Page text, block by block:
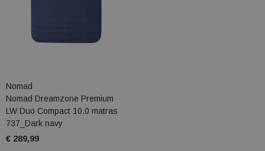
Nomad
Nomad Dreamzone Premium
LW Duo Compact 10.0 matras
737_Dark navy
€ 289,99